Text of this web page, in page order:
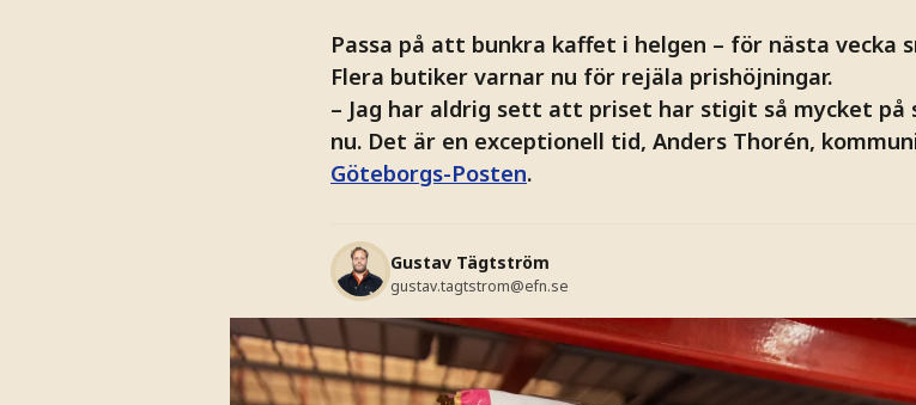
Passa på att bunkra kaffet i helgen – för nästa vecka
Flera butiker varnar nu för rejäla prishöjningar.
– Jag har aldrig sett att priset har stigit så mycket på
nu. Det är en exceptionell tid, Anders Thorén,
Göteborgs-Posten.
Gustav Tägtström
gustav.tagtstrom@efn.se